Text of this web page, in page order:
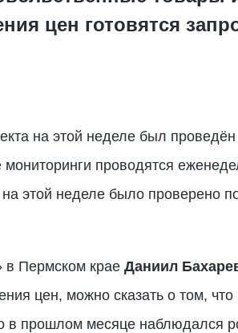
цен готовятся
на этой неделе был
проводятся
этой неделе было проверено
в Пермском крае Даниил
цен, можно сказать о том,
прошлом месяце наблюдался